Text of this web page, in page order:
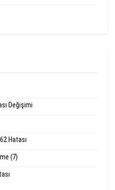
Değişimi
Hatası
(7)